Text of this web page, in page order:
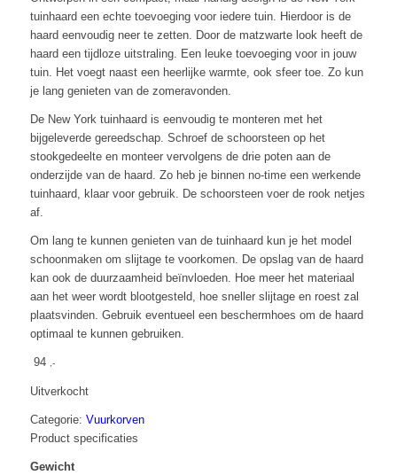
tuinhaard een echte toevoeging voor iedere tuin. Hierdoor is de
haard eenvoudig neer te zetten. Door de matzwarte look heeft de
haard een tijdloze uitstraling. Een leuke toevoeging voor in jouw
tuin. Het voegt naast een heerlijke warmte, ook sfeer toe. Zo kun
je lang genieten van de zomeravonden.
De New York tuinhaard is eenvoudig te monteren met het
bijgeleverde gereedschap. Schroef de schoorsteen op het
stookgedeelte en monteer vervolgens de drie poten aan de
onderzijde van de haard. Zo heb je binnen no-time een werkende
tuinhaard, klaar voor gebruik. De schoorsteen voer de rook netjes
af.
Om lang te kunnen genieten van de tuinhaard kun je het model
schoonmaken om slijtage te voorkomen. De opslag van de haard
kan ook de duurzaamheid beïnvloeden. Hoe meer het materiaal
aan het weer wordt blootgesteld, hoe sneller slijtage en roest zal
plaatsvinden. Gebruik eventueel een beschermhoes om de haard
optimaal te kunnen gebruiken.
94 ,-
Uitverkocht
Categorie: Vuurkorven
Product specificaties
Gewicht